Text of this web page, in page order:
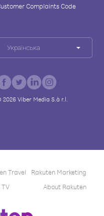
Complaints Code
Українська
2026Viber Media S.à r.l.
Travel
Rakuten Marketing
TV About Rakuten